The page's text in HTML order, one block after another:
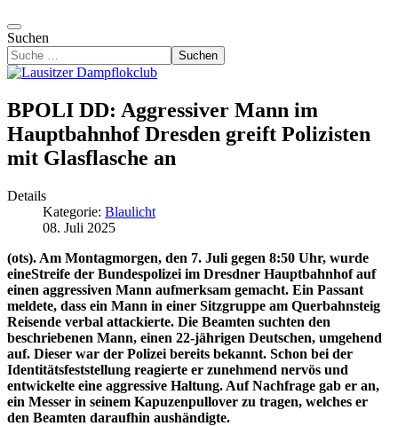
Suchen
Suchen
BPOLI DD: Aggressiver Mann im
Hauptbahnhof Dresden greift Polizisten
mit Glasflasche an
Details
Kategorie: Blaulicht
08. Juli 2025
(ots). Am Montagmorgen, den 7. Juli gegen 8:50 Uhr, wurde
eineStreife der Bundespolizei im Dresdner Hauptbahnhof auf
einen aggressiven Mann aufmerksam gemacht. Ein Passant
meldete, dass ein Mann in einer Sitzgruppe am Querbahnsteig
Reisende verbal attackierte. Die Beamten suchten den
beschriebenen Mann, einen 22-jährigen Deutschen, umgehend
auf. Dieser war der Polizei bereits bekannt. Schon bei der
Identitätsfeststellung reagierte er zunehmend nervös und
entwickelte eine aggressive Haltung. Auf Nachfrage gab er an,
ein Messer in seinem Kapuzenpullover zu tragen, welches er
den Beamten daraufhin aushändigte.